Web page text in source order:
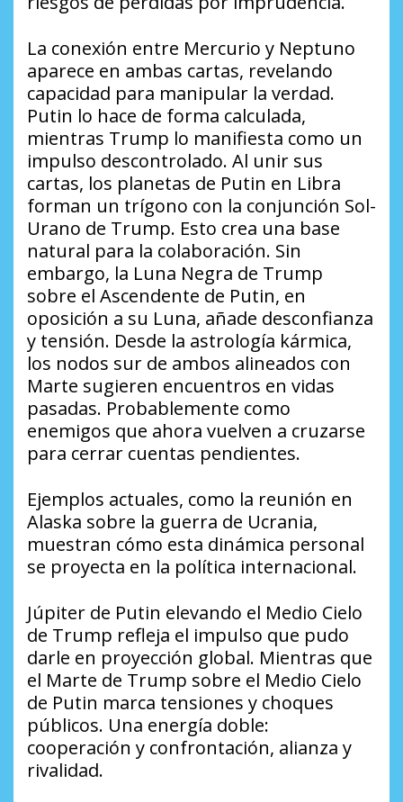
La conexión entre Mercurio y Neptuno
aparece en ambas cartas, revelando
capacidad para manipular la verdad.
Putin lo hace de forma calculada,
mientras Trump lo manifiesta como un
impulso descontrolado. Al unir sus
cartas, los planetas de Putin en Libra
forman un trígono con la conjunción Sol-
Urano de Trump. Esto crea una base
natural para la colaboración. Sin
embargo, la Luna Negra de Trump
sobre el Ascendente de Putin, en
oposición a su Luna, añade desconfianza
y tensión. Desde la astrología kármica,
los nodos sur de ambos alineados con
Marte sugieren encuentros en vidas
pasadas. Probablemente como
enemigos que ahora vuelven a cruzarse
para cerrar cuentas pendientes.
Ejemplos actuales, como la reunión en
Alaska sobre la guerra de Ucrania,
muestran cómo esta dinámica personal
se proyecta en la política internacional.
Júpiter de Putin elevando el Medio Cielo
de Trump refleja el impulso que pudo
darle en proyección global. Mientras que
el Marte de Trump sobre el Medio Cielo
de Putin marca tensiones y choques
públicos. Una energía doble:
cooperación y confrontación, alianza y
rivalidad.